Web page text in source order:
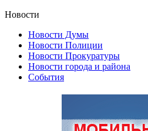
Новости
Новости Думы
Новости Полиции
Новости Прокуратуры
Новости города и района
События